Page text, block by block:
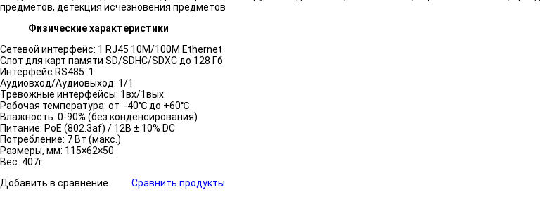
предметов, детекция исчезновения предметов
Физические характеристики
Сетевой интерфейс: 1 RJ45 10M/100M Ethernet
Слот для карт памяти SD/SDHC/SDXC до 128 Гб
Интерфейс RS485: 1
Аудиовход/Аудиовыход: 1/1
Тревожные интерфейсы: 1вх/1вых
Рабочая температура: от -40℃ до +60℃
Влажность: 0-90% (без конденсирования)
Питание: PoE (802.3af) / 12В ± 10% DC
Потребление: 7 Вт (макс.)
Размеры, мм: 115×62×50
Вес: 407г
Добавить в сравнение
Сравнить продукты